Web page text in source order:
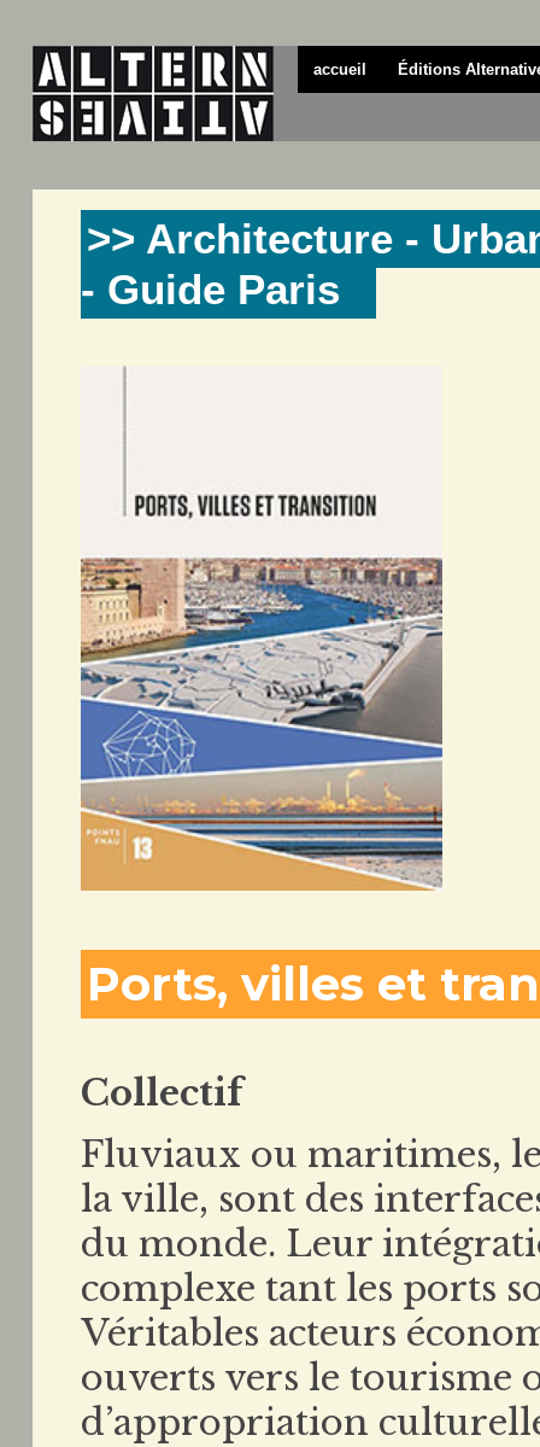
accueil Éditions
>> Architecture -
- Guide Paris
Ports, villes et
Collectif
Fluviaux ou maritimes,
la ville, sont des
du monde. Leur
complexe tant les ports
Véritables acteurs
ouverts vers le tourisme
d’appropriation